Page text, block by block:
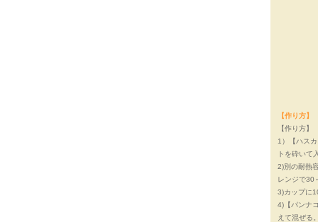
【作り方】
【作り方】
1）【ハス
トを砕いて
2)別の耐熱
レンジで30
3)カップに
4)【パンナ
えて混ぜる